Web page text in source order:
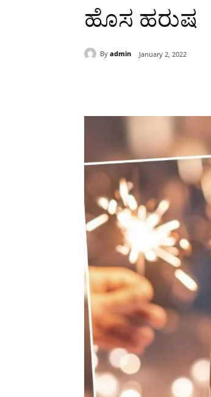
ಹೊಸ ಹರುಷ
By admin January 2, 2022